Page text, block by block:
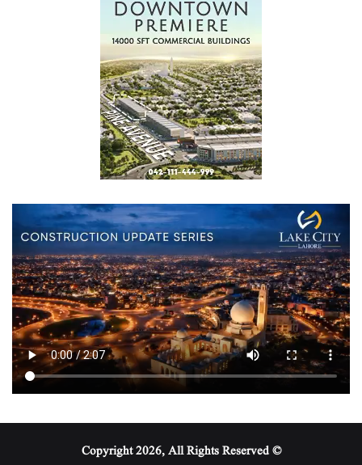
© Copyright 2026, All Rights Reserved